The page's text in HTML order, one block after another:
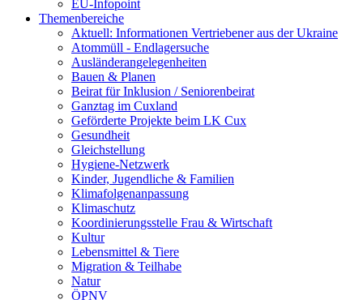
EU-Infopoint
Themenbereiche
Aktuell: Informationen Vertriebener aus der Ukraine
Atommüll - Endlagersuche
Ausländerangelegenheiten
Bauen & Planen
Beirat für Inklusion / Seniorenbeirat
Ganztag im Cuxland
Geförderte Projekte beim LK Cux
Gesundheit
Gleichstellung
Hygiene-Netzwerk
Kinder, Jugendliche & Familien
Klimafolgenanpassung
Klimaschutz
Koordinierungsstelle Frau & Wirtschaft
Kultur
Lebensmittel & Tiere
Migration & Teilhabe
Natur
ÖPNV